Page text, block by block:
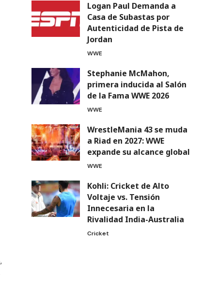
Logan Paul Demanda a
Casa de Subastas por
Autenticidad de Pista de
Jordan
WWE
Stephanie McMahon,
primera inducida al Salón
de la Fama WWE 2026
WWE
WrestleMania 43 se muda
a Riad en 2027: WWE
expande su alcance global
WWE
Kohli: Cricket de Alto
Voltaje vs. Tensión
Innecesaria en la
Rivalidad India-Australia
Cricket